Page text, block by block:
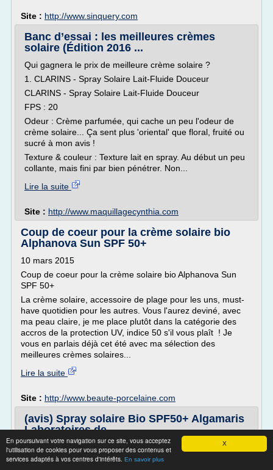
X
En poursuivant votre navigation sur ce site, vous acceptez
l'utilisation de cookies pour vous proposer des contenus et
services adaptés à vos centres d'intérêts. En savoir plus
Site : http://www.sinquery.com
Banc d’essai : les meilleures crèmes
solaire (Édition 2016 ...
Qui gagnera le prix de meilleure crème solaire ?
1. CLARINS - Spray Solaire Lait-Fluide Douceur
CLARINS - Spray Solaire Lait-Fluide Douceur
FPS : 20
Odeur : Crème parfumée, qui cache un peu l'odeur de
crème solaire... Ça sent plus 'oriental' que floral, fruité ou
sucré à mon avis !
Texture & couleur : Texture lait en spray. Au début un peu
collante, mais fini par bien pénétrer. Non...
Lire la suite
Site : http://www.maquillagecynthia.com
Coup de coeur pour la crème solaire bio
Alphanova Sun SPF 50+
10 mars 2015
Coup de coeur pour la crème solaire bio Alphanova Sun
SPF 50+
La crème solaire, accessoire de plage pour les uns, must-
have quotidien pour les autres. Vous l'aurez deviné, avec
ma peau claire, je me place plutôt dans la catégorie des
accros de la protection UV, indice 50 s'il vous plaît ! Je
vous en parlais déjà cet été avec ma sélection des
meilleures crèmes solaires...
Lire la suite
Site : http://www.beaute-porcelaine.com
(avis) Spray solaire Bio SPF50+ Algamaris
Laboratoires de ...
Du coup, quand je vais à la plage en début d'été